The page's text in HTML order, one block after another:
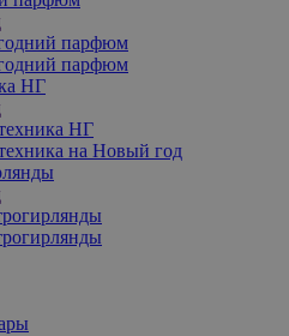
парфюм
парфюм
НГ
НГ
на Новый год